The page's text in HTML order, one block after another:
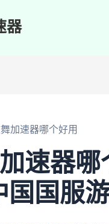
器
加速器哪个好用
速器
国国服